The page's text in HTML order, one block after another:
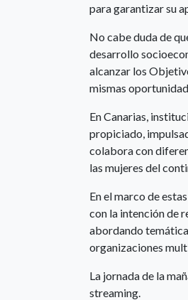
para garantizar su
No cabe duda de
desarrollo
alcanzar los
mismas
En Canarias,
propiciado,
colabora con
las mujeres del
En el marco de
con la intención de
abordando
organizaciones
La jornada de la
streaming.